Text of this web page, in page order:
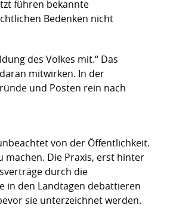
führen bekannte
Bedenken nicht
des Volkes mit.“ Das
mitwirken. In der
und Posten rein nach
von der Öffentlichkeit.
machen. Die Praxis, erst hinter
durch die
in den Landtagen debattieren
sie unterzeichnet werden.